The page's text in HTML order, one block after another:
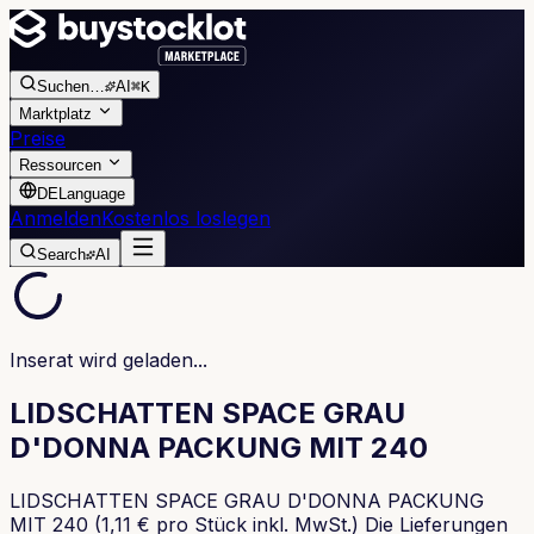
Suchen… AI ⌘K
Marktplatz
Preise
Ressourcen
DELanguage
AnmeldenKostenlos loslegen
Search AI
Inserat wird geladen...
LIDSCHATTEN SPACE GRAU
D'DONNA PACKUNG MIT 240
LIDSCHATTEN SPACE GRAU D'DONNA PACKUNG
MIT 240 (1,11 € pro Stück inkl. MwSt.) Die Lieferungen